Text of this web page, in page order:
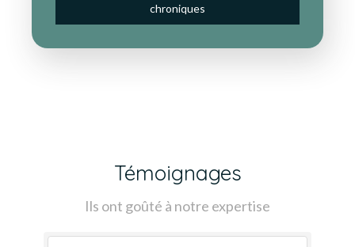
chroniques
Témoignages
Ils ont goûté à notre expertise